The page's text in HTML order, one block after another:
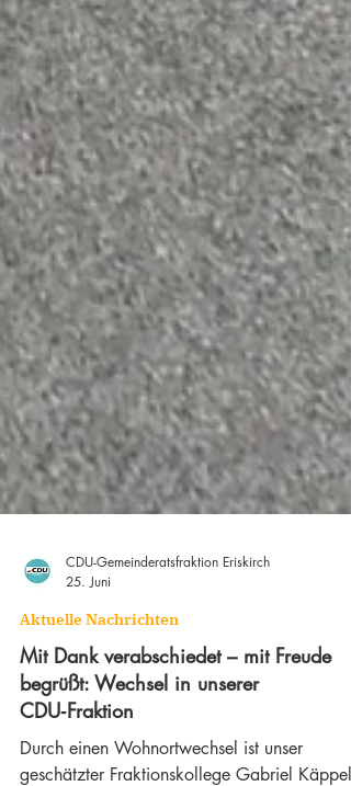
CDU-Gemeinderatsfraktion Eriskirch
25. Juni
Aktuelle Nachrichten
Mit Dank verabschiedet – mit Freude
begrüßt: Wechsel in unserer
CDU‑Fraktion